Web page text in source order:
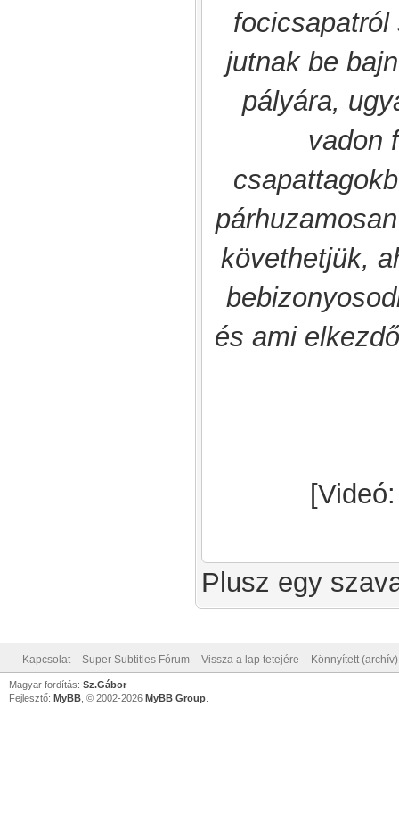
jutnak be
pályára,
vadon
követhetjük,
és ami
Plusz egy
Kapcsolat Super Subtitles Fórum Vissza a lap tetejére Könnyített
Magyar fordítás: Sz.Gábor
Fejlesztő: MyBB , © 2002-2026 MyBB Group